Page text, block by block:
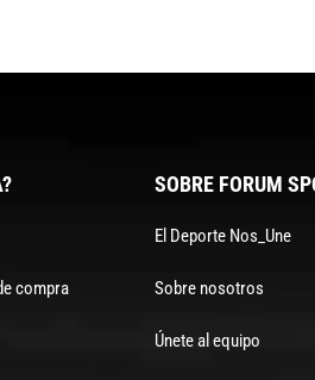
compra
SOBRE FORUM
El Deporte Nos_Une
Sobre nosotros
Únete al equipo